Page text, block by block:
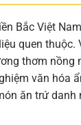
Bắc Việt
quen thuộc.
thơm nồng
văn hóa
ăn trứ